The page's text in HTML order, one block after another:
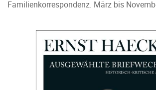
Familienkorrespondenz. März bis